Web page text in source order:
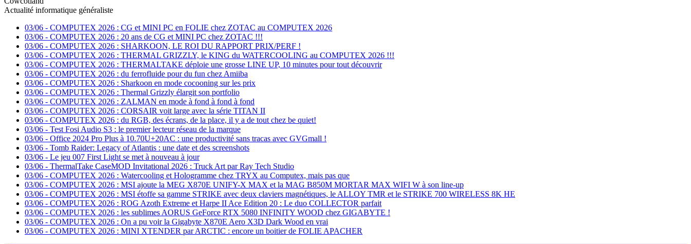
Actualité informatique généraliste
03/06 - COMPUTEX 2026 : CG et MINI PC en FOLIE chez ZOTAC au COMPUTEX 2026
03/06 - COMPUTEX 2026 : 20 ans de CG et MINI PC chez ZOTAC !!!
03/06 - COMPUTEX 2026 : SHARKOON, LE ROI DU RAPPORT PRIX/PERF !
03/06 - COMPUTEX 2026 : THERMAL GRIZZLY, le KING du WATERCOOLING au COMPUTEX 2026 !!!
03/06 - COMPUTEX 2026 : THERMALTAKE déploie une grosse LINE UP, 10 minutes pour tout découvrir
03/06 - COMPUTEX 2026 : du ferrofluide pour du fun chez Amiiba
03/06 - COMPUTEX 2026 : Sharkoon en mode cocooning sur les prix
03/06 - COMPUTEX 2026 : Thermal Grizzly élargit son portfolio
03/06 - COMPUTEX 2026 : ZALMAN en mode à fond à fond à fond
03/06 - COMPUTEX 2026 : CORSAIR voit large avec la série TITAN II
03/06 - COMPUTEX 2026 : du RGB, des écrans, de la place, il y a de tout chez be quiet!
03/06 - Test Fosi Audio S3 : le premier lecteur réseau de la marque
03/06 - Office 2024 Pro Plus à 10.70U+20AC : une productivité sans tracas avec GVGmall !
03/06 - Tomb Raider: Legacy of Atlantis : une date et des screenshots
03/06 - Le jeu 007 First Light se met à nouveau à jour
03/06 - ThermalTake CaseMOD Invitational 2026 : Truck Art par Ray Tech Studio
03/06 - COMPUTEX 2026 : Watercooling et Hologramme chez TRYX au Computex, mais pas que
03/06 - COMPUTEX 2026 : MSI ajoute la MEG X870E UNIFY-X MAX et la MAG B850M MORTAR MAX WIFI W à son line-up
03/06 - COMPUTEX 2026 : MSI étoffe sa gamme STRIKE avec deux claviers magnétiques, le ALLOY TMR et le STRIKE 700 WIRELESS 8K HE
03/06 - COMPUTEX 2026 : ROG Azoth Extreme et Harpe II Ace Edition 20 : Le duo COLLECTOR parfait
03/06 - COMPUTEX 2026 : les sublimes AORUS GeForce RTX 5080 INFINITY WOOD chez GIGABYTE !
03/06 - COMPUTEX 2026 : On a pu voir la Gigabyte X870E Aero X3D Dark Wood en vrai
03/06 - COMPUTEX 2026 : MINI XTENDER par ARCTIC : encore un boitier de FOLIE APACHER